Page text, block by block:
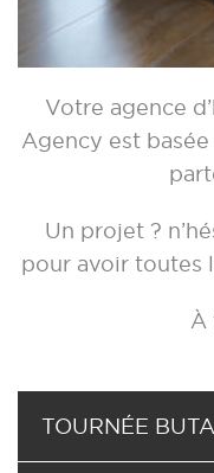
Votre agence
Agency est
Un projet ?
pour avoir toutes
À
TOURNÉE